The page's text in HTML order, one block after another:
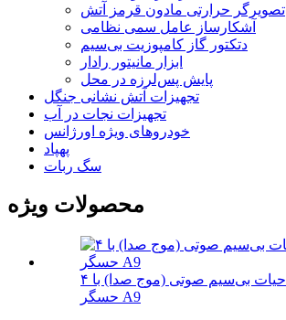
تصویرگر حرارتی مادون قرمز آتش
آشکارساز عامل سمی نظامی
دتکتور گاز کامپوزیت بی‌سیم
ابزار مانیتور رادار
پایش پس‌لرزه در محل
تجهیزات آتش نشانی جنگل
تجهیزات نجات در آب
خودروهای ویژه اورژانس
پهپاد
سگ ربات
محصولات ویژه
ردیاب حیات بی‌سیم صوتی (موج صدا) با ۴
حسگر A9